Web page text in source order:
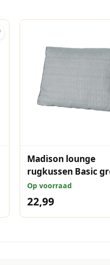
Madison lounge
rugkussen Basic
40x60 cm
Op voorraad
22,99